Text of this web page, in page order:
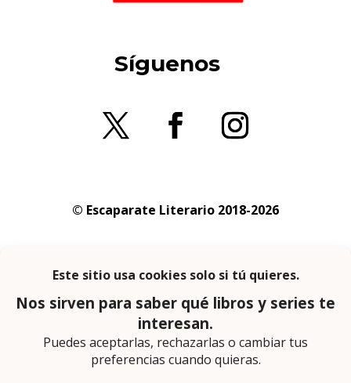
Síguenos
© Escaparate Literario 2018-2026
privacidad
En calidad de afiliado de Amazon obtengo
ingresos por las compras adscritas que